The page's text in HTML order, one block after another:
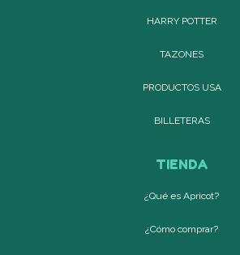
HARRY POTTER
TAZONES
PRODUCTOS USA
BILLETERAS
TIENDA
¿Qué es Apricot?
¿Cómo comprar?